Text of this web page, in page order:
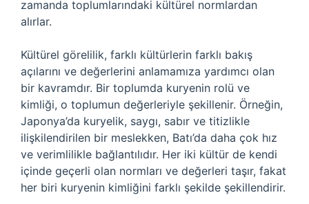
zamanda toplumlarındaki kültürel normlardan
alırlar.
Kültürel görelilik, farklı kültürlerin farklı bakış
açılarını ve değerlerini anlamamıza yardımcı olan
bir kavramdır. Bir toplumda kuryenin rolü ve
kimliği, o toplumun değerleriyle şekillenir. Örneğin,
Japonya’da kuryelik, saygı, sabır ve titizlikle
ilişkilendirilen bir meslekken, Batı’da daha çok hız
ve verimlilikle bağlantılıdır. Her iki kültür de kendi
içinde geçerli olan normları ve değerleri taşır, fakat
her biri kuryenin kimliğini farklı şekilde şekillendirir.